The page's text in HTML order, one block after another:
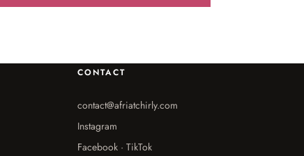
CONTACT
contact@afriatchirly.com
Instagram
Facebook · TikTok